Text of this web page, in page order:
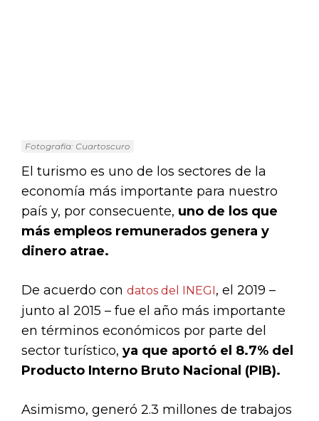
Fotografía: Cuartoscuro
El turismo es uno de los sectores de la
economía más importante para nuestro
país y, por consecuente, uno de los que
más empleos remunerados genera y
dinero atrae.
De acuerdo con datos del INEGI, el 2019 –
junto al 2015 – fue el año más importante
en términos económicos por parte del
sector turístico, ya que aportó el 8.7% del
Producto Interno Bruto Nacional (PIB).
Asimismo, generó 2.3 millones de trabajos